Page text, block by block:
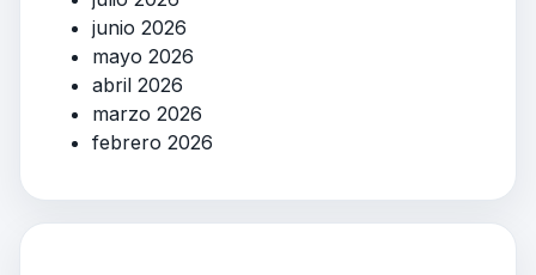
junio 2026
mayo 2026
abril 2026
marzo 2026
febrero 2026